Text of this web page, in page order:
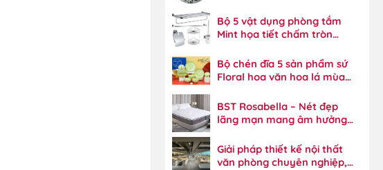
Bộ 5 vật dụng phòng tắm
Mint họa tiết chấm tròn
Bộ chén đĩa 5 sản phẩm sứ
Floral hoa văn hoa lá mùa
BST Rosabella – Nét đẹp
lãng mạn mang âm hưởng
Giải pháp thiết kế nội thất
văn phòng chuyên nghiệp,